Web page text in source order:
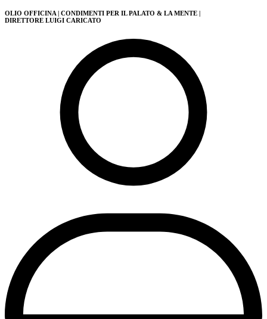
OLIO OFFICINA | CONDIMENTI PER IL PALATO & LA MENTE |
DIRETTORE LUIGI CARICATO